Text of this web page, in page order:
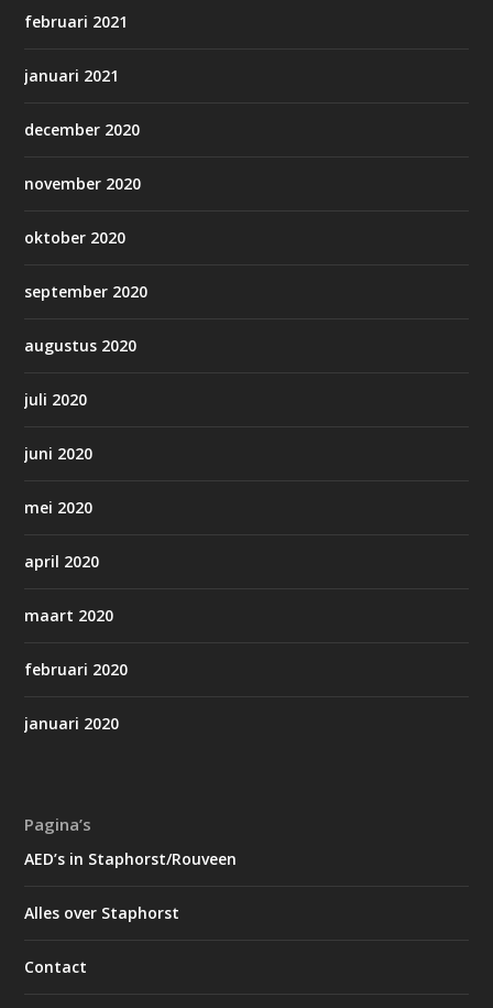
februari 2021
januari 2021
december 2020
november 2020
oktober 2020
september 2020
augustus 2020
juli 2020
juni 2020
mei 2020
april 2020
maart 2020
februari 2020
januari 2020
Pagina’s
AED’s in Staphorst/Rouveen
Alles over Staphorst
Contact